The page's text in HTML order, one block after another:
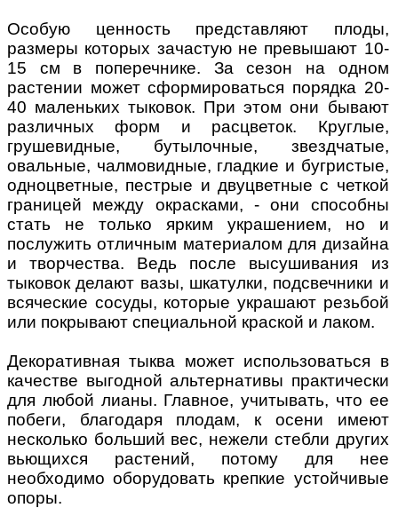
Особую ценность представляют плоды,
размеры которых зачастую не превышают 10-
15 см в поперечнике. За сезон на одном
растении может сформироваться порядка 20-
40 маленьких тыковок. При этом они бывают
различных форм и расцветок. Круглые,
грушевидные, бутылочные, звездчатые,
овальные, чалмовидные, гладкие и бугристые,
одноцветные, пестрые и двуцветные с четкой
границей между окрасками, - они способны
стать не только ярким украшением, но и
послужить отличным материалом для дизайна
и творчества. Ведь после высушивания из
тыковок делают вазы, шкатулки, подсвечники и
всяческие сосуды, которые украшают резьбой
или покрывают специальной краской и лаком.
Декоративная тыква может использоваться в
качестве выгодной альтернативы практически
для любой лианы. Главное, учитывать, что ее
побеги, благодаря плодам, к осени имеют
несколько больший вес, нежели стебли других
вьющихся растений, потому для нее
необходимо оборудовать крепкие устойчивые
опоры.